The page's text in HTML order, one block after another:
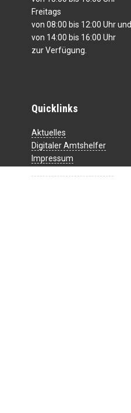
Freitags
von 08:00 bis 12:00 Uhr und
von 14:00 bis 16:00 Uhr
zur Verfügung.
Quicklinks
Aktuelles
Digitaler Amtshelfer
Impressum